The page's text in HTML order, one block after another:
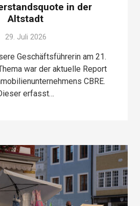
in der
Altstadt
29. Juli 2026
Geschäftsführerin am 21.
war der aktuelle Report
CBRE.
erfasst…